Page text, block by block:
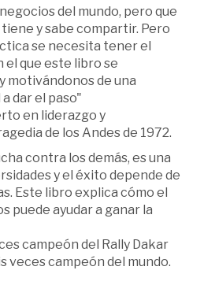
del mundo, pero que
y sabe compartir. Pero
se necesita tener el
el que este libro se
motivándonos de una
dar el paso"
en liderazgo y
de los Andes de 1972.
contra los demás, es una
y el éxito depende de
Este libro explica cómo el
puede ayudar a ganar la
campeón del Rally Dakar
veces campeón del mundo.